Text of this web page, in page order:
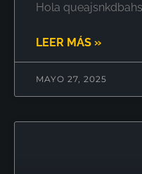
Hola
LEER MÁS »
MAYO 27, 2025